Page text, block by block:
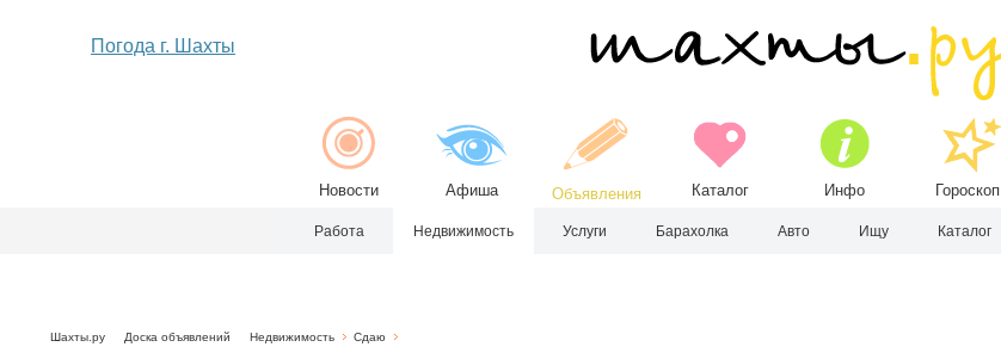
Погода г. Шахты
Новости Афиша Объявления Каталог Инфо Гороскоп
Работа Недвижимость Услуги Барахолка Авто Ищу Каталог
Шахты.ру Доска объявлений Недвижимость Сдаю